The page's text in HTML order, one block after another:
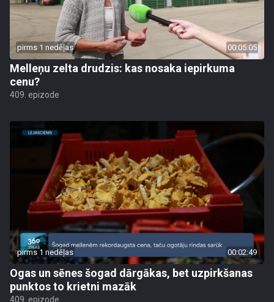
pirms 1 nedēļas 00:05:05
Melleņu zelta drudzis: kas nosaka iepirkuma
cenu?
409. epizode
pirms 1 nedēļas 00:02:49
Ogas un sēnes šogad dārgākas, bet uzpirkšanas
punktos to krietni mazāk
409. epizode